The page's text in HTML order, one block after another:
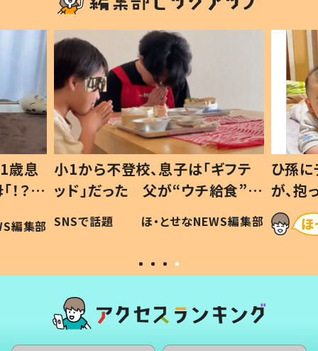
歳息
？」
編集部
小1から不登校、息子は「ギフテ
ッド」だった 父が“ウチ給食”を
作り続ける理由とは #令和の親
#令和の子
SNSで話題 ほ・とせなNEWS編集部
ひ孫
が、
「涙が
い」